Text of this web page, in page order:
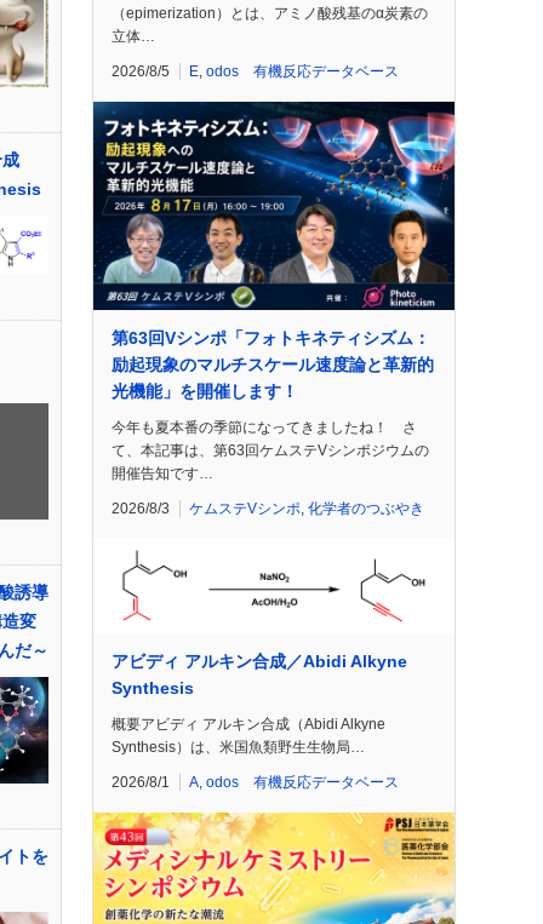
誘導
変
だ～
トを
（epimerization）とは、アミノ酸残基のα炭素の
立体…
2026/8/5 E, odos 有機反応データベース
第63回Vシンポ「フォトキネティシズム：
励起現象のマルチスケール速度論と革新的
光機能」を開催します！
今年も夏本番の季節になってきましたね！ さ
て、本記事は、第63回ケムステVシンポジウムの
開催告知です…
2026/8/3 ケムステVシンポ 化学者のつぶやき
アビディ アルキン合成／Abidi Alkyne
Synthesis
概要アビディ アルキン合成（Abidi Alkyne
Synthesis）は、米国魚類野生生物局…
2026/8/1 A odos 有機反応データベース